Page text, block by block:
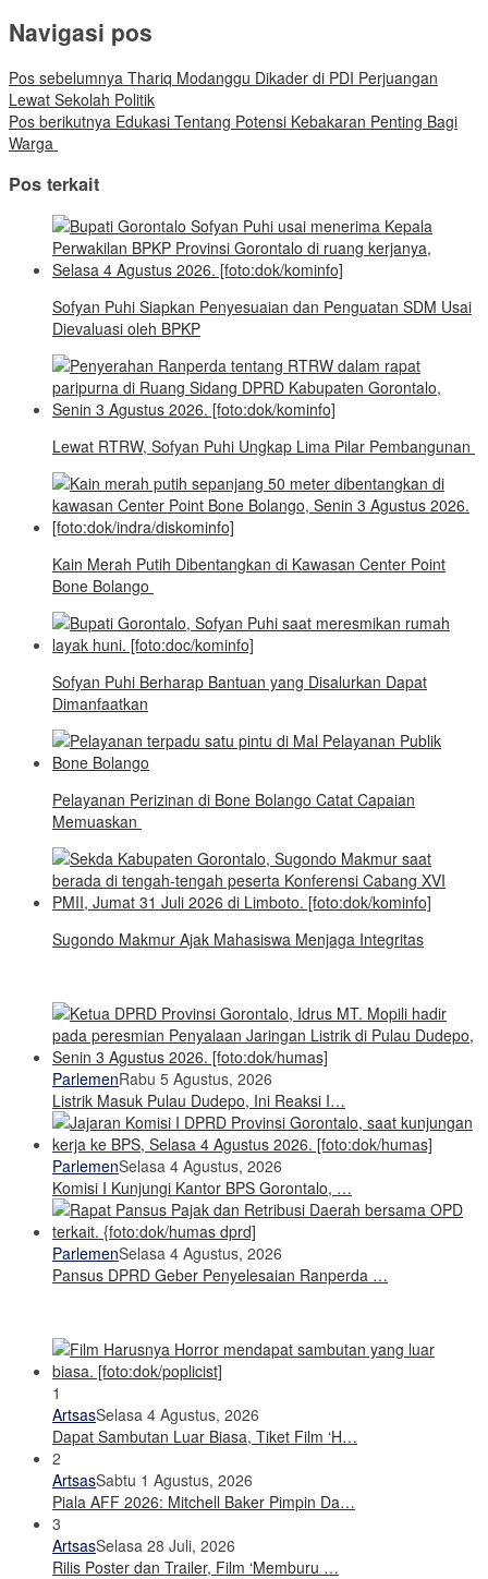
Navigasi pos
Pos sebelumnya Thariq Modanggu Dikader di PDI Perjuangan
Lewat Sekolah Politik
Pos berikutnya Edukasi Tentang Potensi Kebakaran Penting Bagi
Warga
Pos terkait
Sofyan Puhi Siapkan Penyesuaian dan Penguatan SDM Usai
Dievaluasi oleh BPKP
Lewat RTRW, Sofyan Puhi Ungkap Lima Pilar Pembangunan
Kain Merah Putih Dibentangkan di Kawasan Center Point
Bone Bolango
Sofyan Puhi Berharap Bantuan yang Disalurkan Dapat
Dimanfaatkan
Pelayanan Perizinan di Bone Bolango Catat Capaian
Memuaskan
Sugondo Makmur Ajak Mahasiswa Menjaga Integritas
ParlemenRabu 5 Agustus, 2026
Listrik Masuk Pulau Dudepo, Ini Reaksi I…
ParlemenSelasa 4 Agustus, 2026
Komisi I Kunjungi Kantor BPS Gorontalo, …
ParlemenSelasa 4 Agustus, 2026
Pansus DPRD Geber Penyelesaian Ranperda …
1
ArtsasSelasa 4 Agustus, 2026
Dapat Sambutan Luar Biasa, Tiket Film ‘H…
2
ArtsasSabtu 1 Agustus, 2026
Piala AFF 2026: Mitchell Baker Pimpin Da…
3
ArtsasSelasa 28 Juli, 2026
Rilis Poster dan Trailer, Film ‘Memburu …